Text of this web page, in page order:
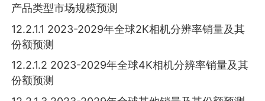
产品类型市场规模预测
12.2.1.1 2023-2029年全球2K相机分辨率销量及其
份额预测
12.2.1.2 2023-2029年全球4K相机分辨率销量及其
份额预测